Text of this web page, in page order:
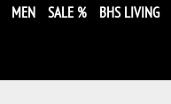
MEN SALE % BHS LIVING